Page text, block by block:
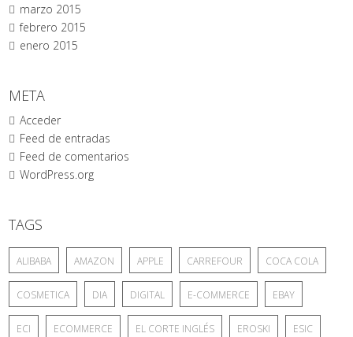
marzo 2015
febrero 2015
enero 2015
META
Acceder
Feed de entradas
Feed de comentarios
WordPress.org
TAGS
ALIBABA AMAZON APPLE CARREFOUR COCA COLA
COSMETICA DIA DIGITAL E-COMMERCE EBAY
ECI ECOMMERCE EL CORTE INGLÉS EROSKI ESIC